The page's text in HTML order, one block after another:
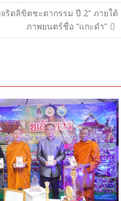
ริตลิขิตชะตากรรม ปี 2” ภายใต้
ภาพยนตร์ชื่อ “แกะดำ”